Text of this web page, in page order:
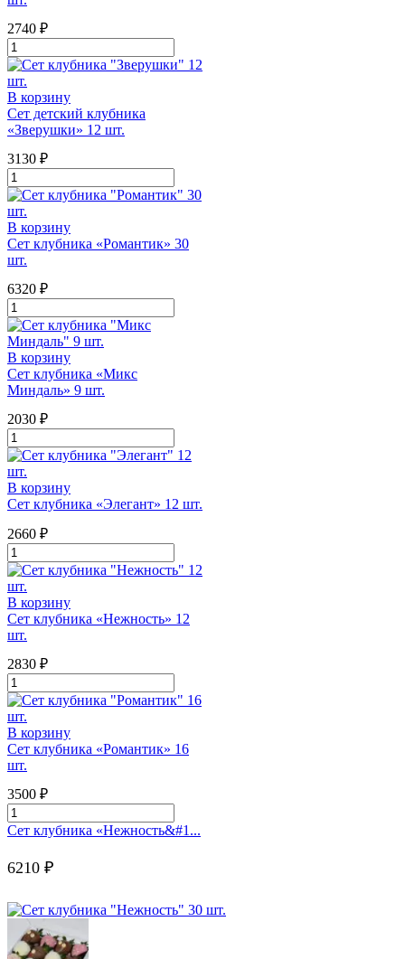
2740 ₽
Количество
товара
Сет
клубника
"Романтик"
12
В корзину
Сет детский клубника
«Зверушки» 12 шт.
3130 ₽
Количество
товара
Сет
детский
клубника
"Зверушки"
шт.
В корзину
Сет клубника «Романтик» 30
шт.
6320 ₽
Количество
товара
Сет
клубника
"Романтик"
30
В корзину
Сет клубника «Микс
Миндаль» 9 шт.
2030 ₽
Количество
товара
Сет
клубника
"Микс
Миндаль"
9
шт.
В корзину
Сет клубника «Элегант» 12 шт.
2660 ₽
Количество
товара
Сет
клубника
"Элегант"
12
В корзину
Сет клубника «Нежность» 12
шт.
2830 ₽
Количество
товара
Сет
клубника
"Нежность"
12
В корзину
Сет клубника «Романтик» 16
шт.
3500 ₽
Количество
товара
клубника
"Романтик"
шт.
Сет клубника «Нежность&#1...
6210 ₽